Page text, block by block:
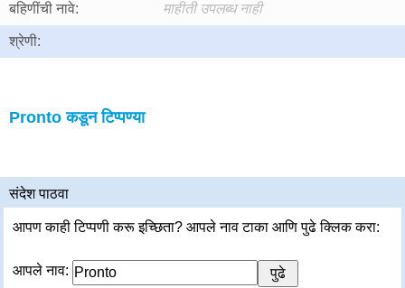
बहिणींची नावे: माहीती उपलब्ध नाही
श्रेणी:
Pronto कडून टिप्पण्या
संदेश पाठवा
आपण काही टिप्पणी करू इच्छिता? आपले नाव टाका आणि पुढे क्लिक करा:
आपले नाव: